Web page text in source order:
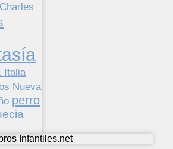
Charles
Italia
Nueva
perro
Infantiles.net